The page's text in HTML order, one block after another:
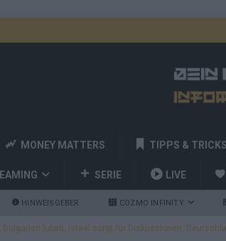
MONEY MATTERS TIPPS & TRICKS
SERIE LIVE
HINWEISGEBER COZMO INFINITY
Bulgarien jubelt, Israel sorgt für Diskussionen,